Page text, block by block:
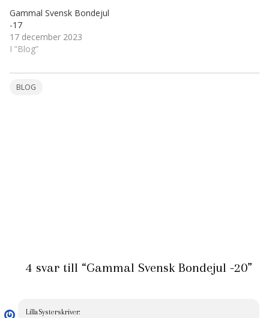
Gammal Svensk Bondejul
-17
17 december 2023
I ”Blog”
BLOG
4 svar till “Gammal Svensk Bondejul -20”
LillaSysterskriver: